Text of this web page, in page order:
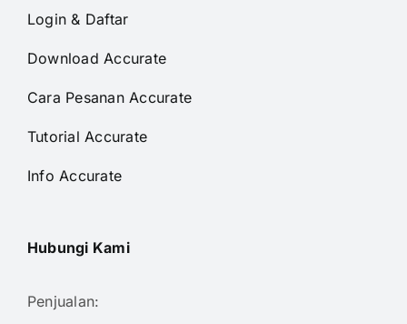
Login & Daftar
Download Accurate
Cara Pesanan Accurate
Tutorial Accurate
Info Accurate
Hubungi Kami
Penjualan: